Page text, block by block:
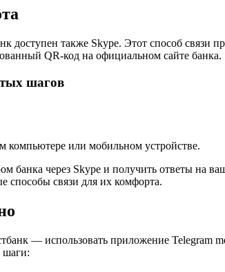
также Skype. Этот способ связи
QR-код на официальном сайте банка.
шагов
компьютере или мобильном устройстве.
банка через Skype и получить ответы на
способы связи для их комфорта.
— использовать приложение Telegram
шаги: